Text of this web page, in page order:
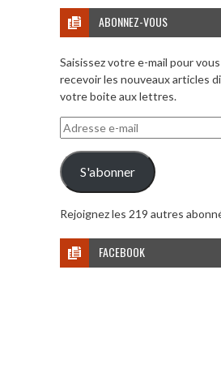
ABONNEZ-VOUS
Saisissez votre e-mail pour
recevoir les nouveaux articles
votre boite aux lettres.
Adresse
e-
mail
S'abonner
Rejoignez les 219 autres
FACEBOOK